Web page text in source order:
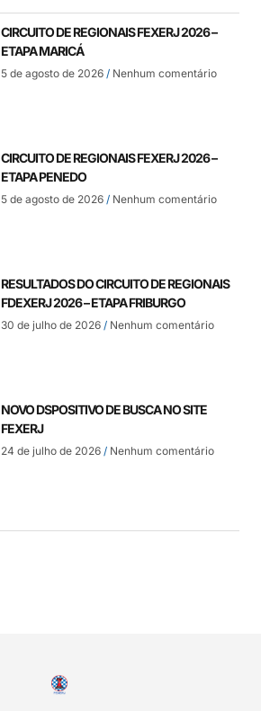
CIRCUITO DE REGIONAIS FEXERJ 2026 –
ETAPA MARICÁ
5 de agosto de 2026 Nenhum comentário
CIRCUITO DE REGIONAIS FEXERJ 2026 –
ETAPA PENEDO
5 de agosto de 2026 Nenhum comentário
RESULTADOS DO CIRCUITO DE REGIONAIS
FDEXERJ 2026 – ETAPA FRIBURGO
30 de julho de 2026 Nenhum comentário
NOVO DSPOSITIVO DE BUSCA NO SITE
FEXERJ
24 de julho de 2026 Nenhum comentário